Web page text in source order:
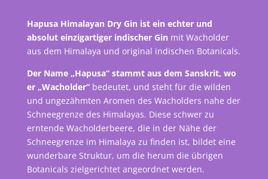
Hapusa Himalayan Dry Gin ist ein echter und
absolut einzigartiger indischer Gin mit Wacholder
aus dem Himalaya und original indischen Botanicals.
Der Name „Hapusa“ stammt aus dem Sanskrit, wo
er „Wacholder“bedeutet, und steht für die wilden
und ungezähmten Aromen des Wacholders nahe der
Schneegrenze des Himalayas. Diese schwer zu
erntende Wacholderbeere, die in der Nähe der
Schneegrenze im Himalaya zu finden ist, bildet eine
wunderbare Struktur, um die herum die übrigen
Botanicals zielgerichtet angeordnet werden.